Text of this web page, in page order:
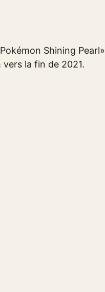
Shining Pearl»
la fin de 2021.